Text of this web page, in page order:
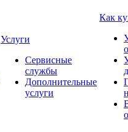
Услуги
Сервисные
службы
Дополнительные
услуги
Как